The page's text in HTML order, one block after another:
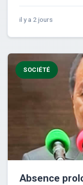
il y a 2 jours
SOCIÉTÉ
Absence